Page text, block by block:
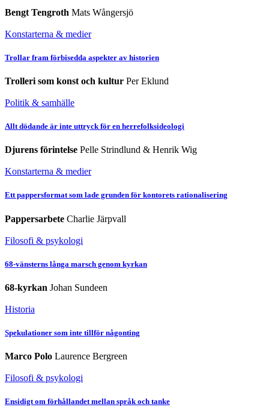
Bengt Tengroth Mats Wångersjö
Konstarterna & medier
Trollar fram förbisedda aspekter av historien
Trolleri som konst och kultur Per Eklund
Politik & samhälle
Allt dödande är inte uttryck för en herrefolksideologi
Djurens förintelse Pelle Strindlund & Henrik Wig
Konstarterna & medier
Ett pappersformat som lade grunden för kontorets rationalisering
Pappersarbete Charlie Järpvall
Filosofi & psykologi
68-vänsterns långa marsch genom kyrkan
68-kyrkan Johan Sundeen
Historia
Spekulationer som inte tillför någonting
Marco Polo Laurence Bergreen
Filosofi & psykologi
Ensidigt om förhållandet mellan språk och tanke